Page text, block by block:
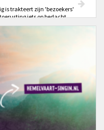
is trakteert zijn 'bezoekers'
iets op bedacht.